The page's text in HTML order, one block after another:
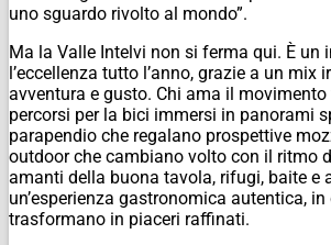
uno sguardo rivolto al mondo”.
Ma la Valle Intelvi non si ferma qui. È un
l’eccellenza tutto l’anno, grazie a un mix
avventura e gusto. Chi ama il
percorsi per la bici immersi in panorami
parapendio che regalano prospettive
outdoor che cambiano volto con il ritmo
amanti della buona tavola, rifugi, baite e
un’esperienza gastronomica autentica,
trasformano in piaceri raffinati.